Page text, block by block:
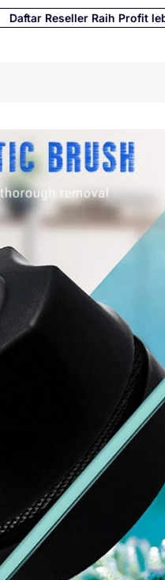
Reseller Raih Profit lebih